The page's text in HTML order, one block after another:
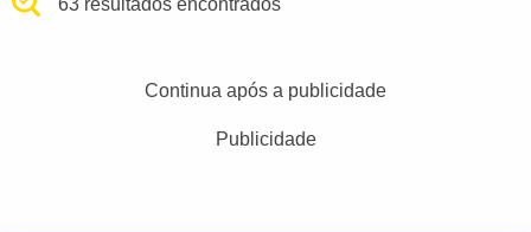
Continua após a publicidade
Publicidade